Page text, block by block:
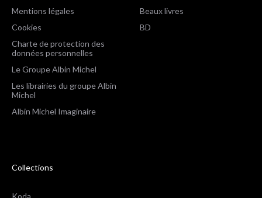
Mentions légales
Cookies
Charte de protection des
données personnelles
Le Groupe Albin Michel
Les librairies du groupe Albin
Michel
Albin Michel Imaginaire
Beaux livres
BD
Collections
Koda